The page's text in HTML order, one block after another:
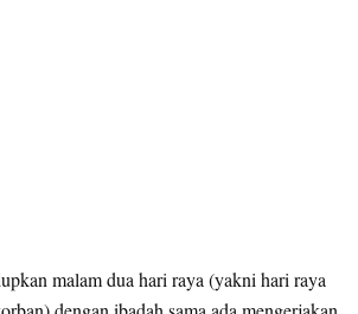
malam dua hari raya (yakni hari raya